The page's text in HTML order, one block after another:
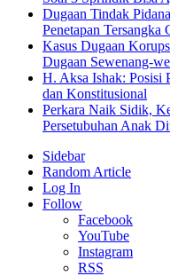
Dugaan Tindak
Penetapan Tersangka
Kasus Dugaan
Dugaan Sewenang-
H. Aksa Ishak: Posisi
dan Konstitusional
Perkara Naik Sidik,
Persetubuhan Anak
Sidebar
Random Article
Log In
Follow
Facebook
YouTube
Instagram
RSS